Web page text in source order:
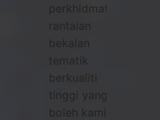
perkhidmatan
rantaian
bekalan
tematik
berkualiti
tinggi yang
boleh kami